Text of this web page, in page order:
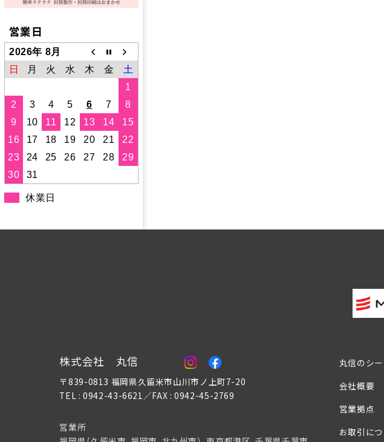
営業日
2026年 8月
日
月 火 水 木 金
土
1
2
3 4 5 6 7
8
9
10 11 12 13 14
15
16
17 18 19 20 21
22
23
24 25 26 27 28
29
30
31
休業日
株式会社 丸信
〒839-0813 福岡県久留米市山川市ノ上町7-20
TEL : 0942-43-6621／FAX : 0942-45-2769
営業所
丸信のシー
会社概要
営業拠点
お取引に